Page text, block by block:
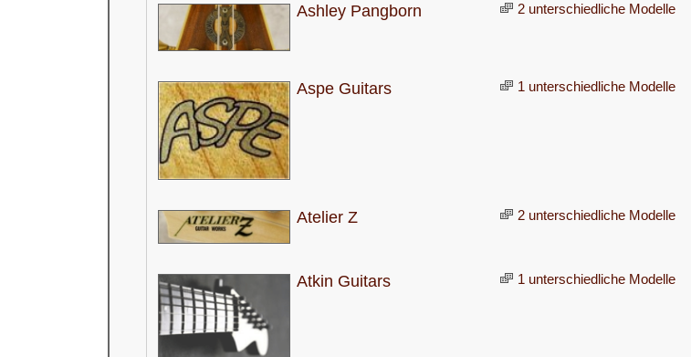
Ashley Pangborn 2 unterschiedliche Modelle
Aspe Guitars 1 unterschiedliche Modelle
Atelier Z 2 unterschiedliche Modelle
Atkin Guitars 1 unterschiedliche Modelle